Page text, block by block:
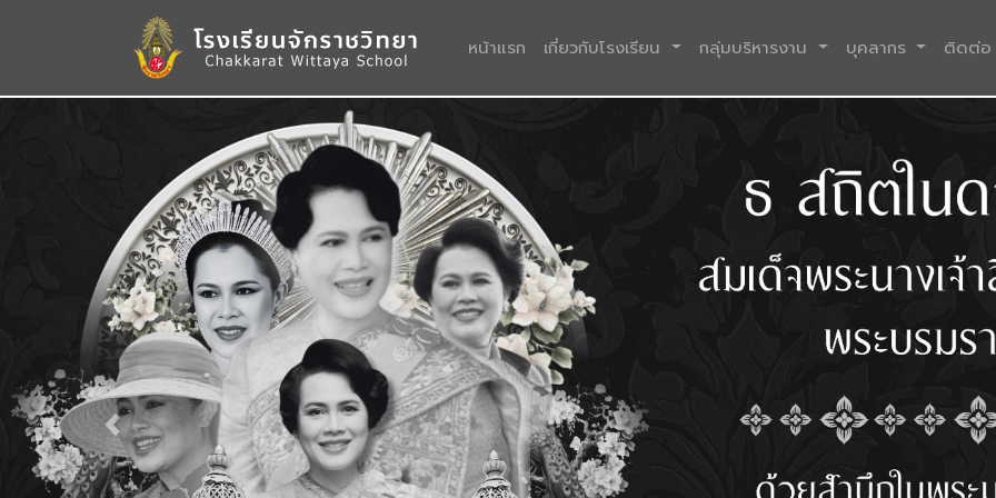
หน้าแรก (current)
เกี่ยวกับโรงเรียน กลุ่มบริหารงาน บุคลากร ติดต่อ
Previous